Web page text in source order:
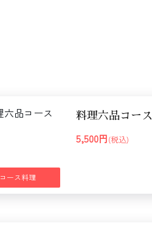
コース料理
料理六品コース
5,500円(税込)